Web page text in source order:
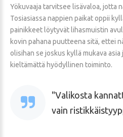
Yökuvaaja tarvitsee lisävaloa, jotta
Tosiasiassa nappien paikat oppii
painikkeet löytyvät lihasmuistin
kovin pahana puutteena sitä, ettei
olisihan se joskus kyllä mukava
kieltämättä hyödyllinen toiminto.
Valikosta
vain